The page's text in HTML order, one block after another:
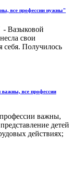
все профессии нужны"
- Вазыковой
свои
себя. Получилось
важны, все профессии
важны,
детей
действиях;